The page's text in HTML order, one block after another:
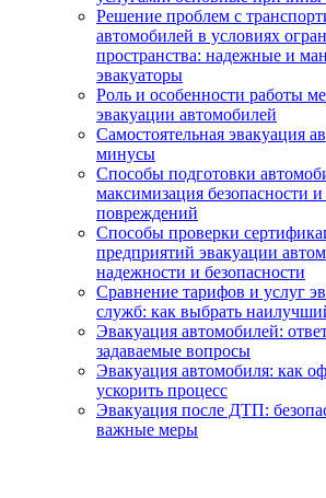
Решение проблем с
автомобилей в условиях
пространства: надежные и
эвакуаторы
Роль и особенности работы
эвакуации автомобилей
Самостоятельная эвакуация
минусы
Способы подготовки
максимизация безопасности
повреждений
Способы проверки
предприятий эвакуации
надежности и безопасности
Сравнение тарифов и услуг
служб: как выбрать
Эвакуация автомобилей:
задаваемые вопросы
Эвакуация автомобиля: как
ускорить процесс
Эвакуация после ДТП:
важные меры